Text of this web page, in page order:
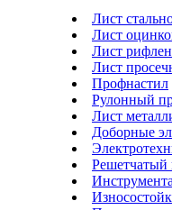
Лист
Лист
Лист
Лист
Профнастил
Рулонный
Лист
Доборные
Решетчатый